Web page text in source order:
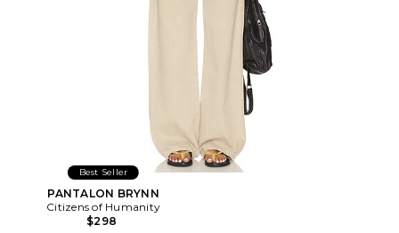
Best Seller
PANTALON BRYNN
Citizens of Humanity
$298